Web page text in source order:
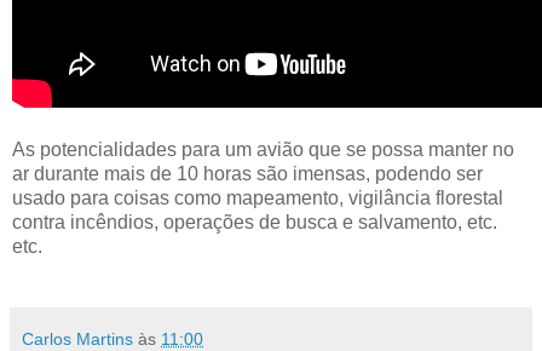
As potencialidades para um avião que se possa manter no
ar durante mais de 10 horas são imensas, podendo ser
usado para coisas como mapeamento, vigilância florestal
contra incêndios, operações de busca e salvamento, etc.
etc.
Carlos Martins às 11:00